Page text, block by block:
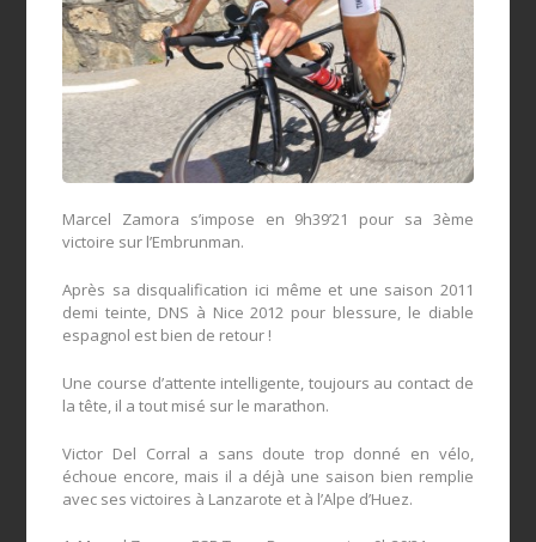
Marcel Zamora s’impose en 9h39’21 pour sa 3ème
victoire sur l’Embrunman.
Après sa disqualification ici même et une saison 2011
demi teinte, DNS à Nice 2012 pour blessure, le diable
espagnol est bien de retour !
Une course d’attente intelligente, toujours au contact de
la tête, il a tout misé sur le marathon.
Victor Del Corral a sans doute trop donné en vélo,
échoue encore, mais il a déjà une saison bien remplie
avec ses victoires à Lanzarote et à l’Alpe d’Huez.